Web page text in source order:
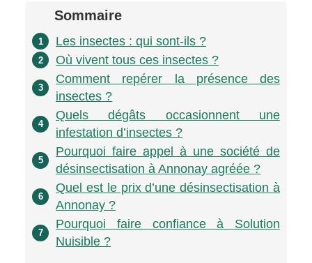
Sommaire
1 Les insectes : qui sont-ils ?
2 Où vivent tous ces insectes ?
3
Comment repérer la présence des
insectes ?
4
Quels dégâts occasionnent une
infestation d’insectes ?
5
Pourquoi faire appel à une société de
désinsectisation à Annonay agréée ?
6
Quel est le prix d’une désinsectisation à
Annonay ?
7
Pourquoi faire confiance à Solution
Nuisible ?